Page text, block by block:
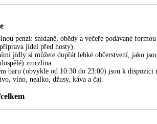
penzi: snídaně, obědy a večeře podávané
jídel před hosty).
jídly si můžete dopřát lehké občerstvení, jako
zmrzlina.
baru (obvykle od 10:30 do 23:00) jsou k dispozici
víno, nealko, džusy, káva a čaj.